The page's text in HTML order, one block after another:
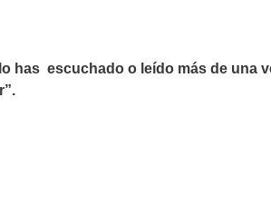
has escuchado o leído más de una